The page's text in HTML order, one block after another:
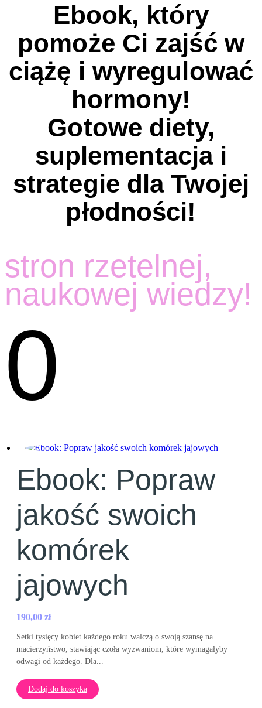
Ebook, który
pomoże Ci zajść w
ciążę i wyregulować
hormony!
Gotowe diety,
suplementacja i
strategie dla Twojej
płodności!
stron rzetelnej,
naukowej wiedzy!
0
Ebook: Popraw
jakość swoich
komórek
jajowych
190,00 zł
Setki tysięcy kobiet każdego roku walczą o swoją szansę na
macierzyństwo, stawiając czoła wyzwaniom, które wymagałyby
odwagi od każdego. Dla...
Dodaj do koszyka